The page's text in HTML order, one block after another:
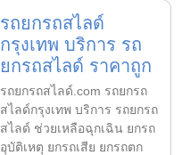
รถยกรถสไลด์
กรุงเทพ บริการ รถ
ยกรถสไลด์ ราคาถูก
รถยกรถสไลด์.com รถยกรถ
สไลด์กรุงเทพ บริการ รถยกรถ
สไลด์ ช่วยเหลือฉุกเฉิน ยกรถ
อุบัติเหตุ ยกรถเสีย ยกรถตก